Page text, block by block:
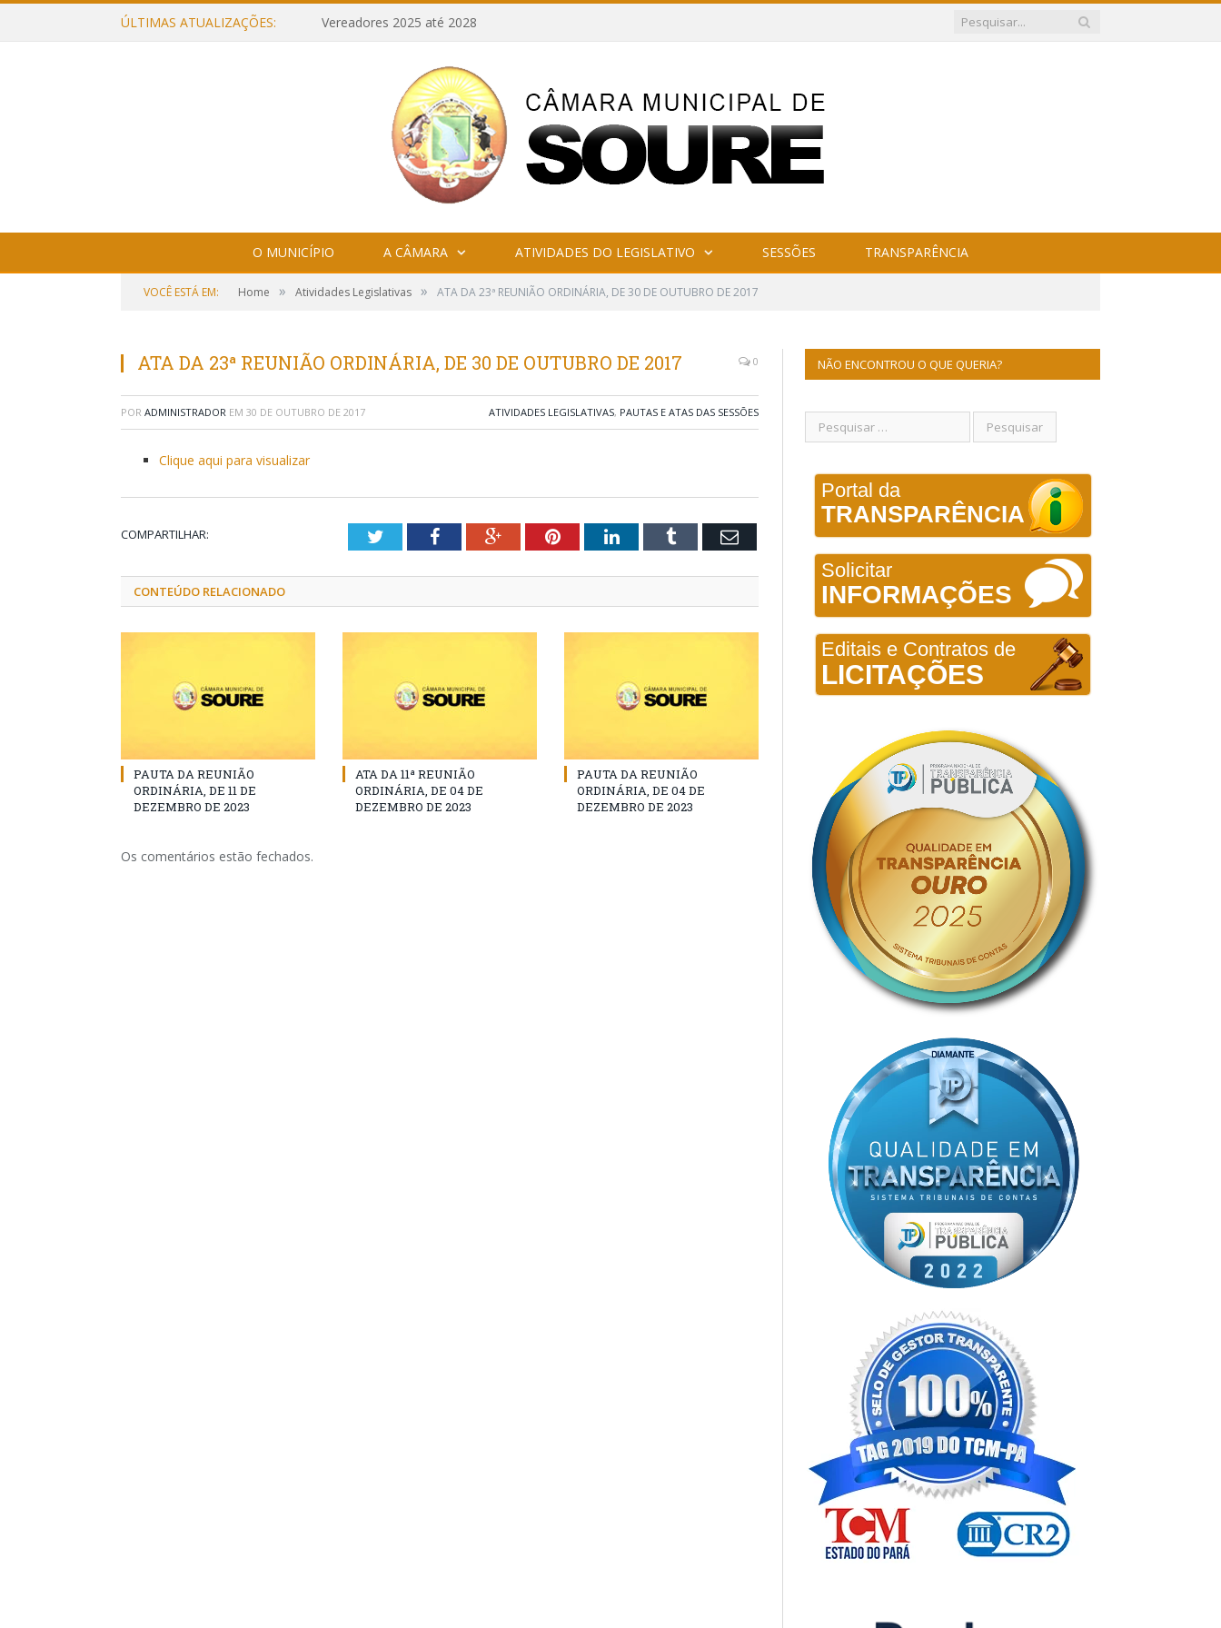
ÚLTIMAS ATUALIZAÇÕES: Vereadores 2025 até 2028
O MUNICÍPIO A CÂMARA ATIVIDADES DO LEGISLATIVO SESSÕES TRANSPARÊNCIA
VOCÊ ESTÁ EM: Home » Atividades Legislativas » ATA DA 23ª REUNIÃO ORDINÁRIA, DE 30 DE OUTUBRO DE 2017
ATA DA 23ª REUNIÃO ORDINÁRIA, DE 30 DE OUTUBRO DE 2017 0
POR ADMINISTRADOR EM 30 DE OUTUBRO DE 2017 ATIVIDADES LEGISLATIVAS, PAUTAS E ATAS DAS SESSÕES
Clique aqui para visualizar
COMPARTILHAR: TwitterFacebookGoogle+PinterestLinkedInTumblr Email
CONTEÚDO RELACIONADO
PAUTA DA REUNIÃO
ORDINÁRIA, DE 11 DE
DEZEMBRO DE 2023
ATA DA 11ª REUNIÃO
ORDINÁRIA, DE 04 DE
DEZEMBRO DE 2023
PAUTA DA REUNIÃO
ORDINÁRIA, DE 04 DE
DEZEMBRO DE 2023
Os comentários estão fechados.
NÃO ENCONTROU O QUE QUERIA?
Portal da
TRANSPARÊNCIA
Solicitar
INFORMAÇÕES
Editais e Contratos de
LICITAÇÕES